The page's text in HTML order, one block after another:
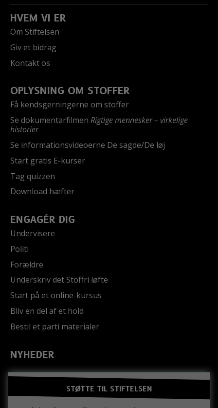
HVEM VI ER
Om Stiftelsen
Giv et bidrag
Kontakt os
OPLYSNING OM STOFFER
Få kendsgerningerne om stoffer
Se dokumentarfilmen Rigtige mennesker – virkelige
historier
Se informationsvideoerne De sagde/De løj
Start gratis E-kurser
Tag quizzen
Download hæfter
ENGAGÉR DIG
Undervisere
Politi
Forældre
Underskriv det Stoffri løfte
Start på et online-kursus
Bliv en del af et hold
Bestil et parti materialer
NYHEDER
STØTTE TIL STIFTELSEN